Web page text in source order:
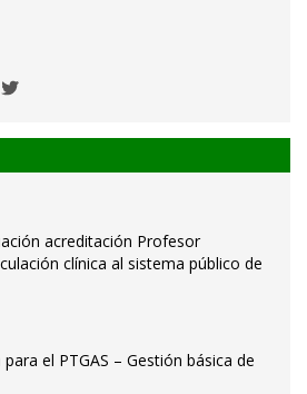
acreditación Profesor
clínica al sistema público de
el PTGAS – Gestión básica de